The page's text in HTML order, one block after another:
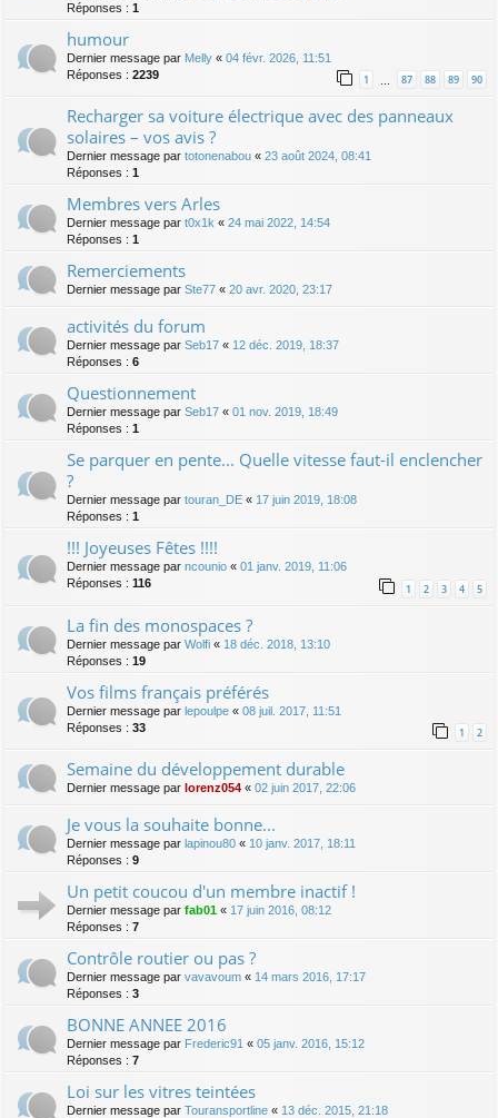
Réponses : 1
humour
Dernier message par Melly « 04 févr. 2026, 11:51
Réponses : 2239 1 … 87 88 89 90
Recharger sa voiture électrique avec des panneaux
solaires – vos avis ?
Dernier message par totonenabou « 23 août 2024, 08:41
Réponses : 1
Membres vers Arles
Dernier message par t0x1k « 24 mai 2022, 14:54
Réponses : 1
Remerciements
Dernier message par Ste77 « 20 avr. 2020, 23:17
activités du forum
Dernier message par Seb17 « 12 déc. 2019, 18:37
Réponses : 6
Questionnement
Dernier message par Seb17 « 01 nov. 2019, 18:49
Réponses : 1
Se parquer en pente... Quelle vitesse faut-il enclencher
?
Dernier message par touran_DE « 17 juin 2019, 18:08
Réponses : 1
!!! Joyeuses Fêtes !!!!
Dernier message par ncounio « 01 janv. 2019, 11:06
Réponses : 116 1 2 3 4 5
La fin des monospaces ?
Dernier message par Wolfi « 18 déc. 2018, 13:10
Réponses : 19
Vos films français préférés
Dernier message par lepoulpe « 08 juil. 2017, 11:51
Réponses : 33 1 2
Semaine du développement durable
Dernier message par lorenz054 « 02 juin 2017, 22:06
Je vous la souhaite bonne...
Dernier message par lapinou80 « 10 janv. 2017, 18:11
Réponses : 9
Un petit coucou d'un membre inactif !
Dernier message par fab01 « 17 juin 2016, 08:12
Réponses : 7
Contrôle routier ou pas ?
Dernier message par vavavoum « 14 mars 2016, 17:17
Réponses : 3
BONNE ANNEE 2016
Dernier message par Frederic91 « 05 janv. 2016, 15:12
Réponses : 7
Loi sur les vitres teintées
Dernier message par Touransportline « 13 déc. 2015, 21:18